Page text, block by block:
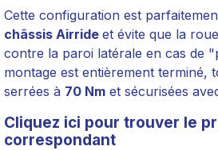
Cette configuration est
châssis Airride et évite que la
contre la paroi latérale en cas de
montage est entièrement terminé,
serrées à 70 Nm et sécurisées
Cliquez ici pour trouver le
correspondant